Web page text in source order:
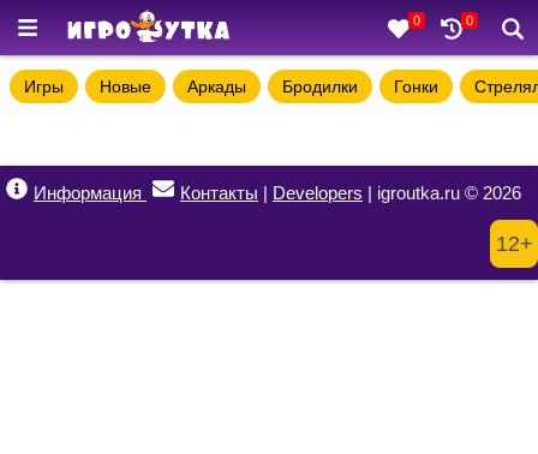
0 0
Игры Новые Аркады Бродилки Гонки
Информация Контакты | Developers | igroutka.ru © 2026
12+